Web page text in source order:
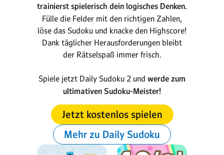
trainierst spielerisch dein logisches Denken.
Fülle die Felder mit den richtigen Zahlen,
löse das Sudoku und knacke den Highscore!
Dank täglicher Herausforderungen bleibt
der Rätselspaß immer frisch.
Spiele jetzt Daily Sudoku 2 und werde zum
ultimativen Sudoku-Meister!
Jetzt kostenlos spielen
Mehr zu Daily Sudoku